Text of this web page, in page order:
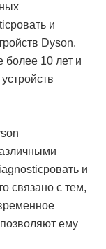
и
Dyson.
более 10 лет и
и
связано с тем,
ему